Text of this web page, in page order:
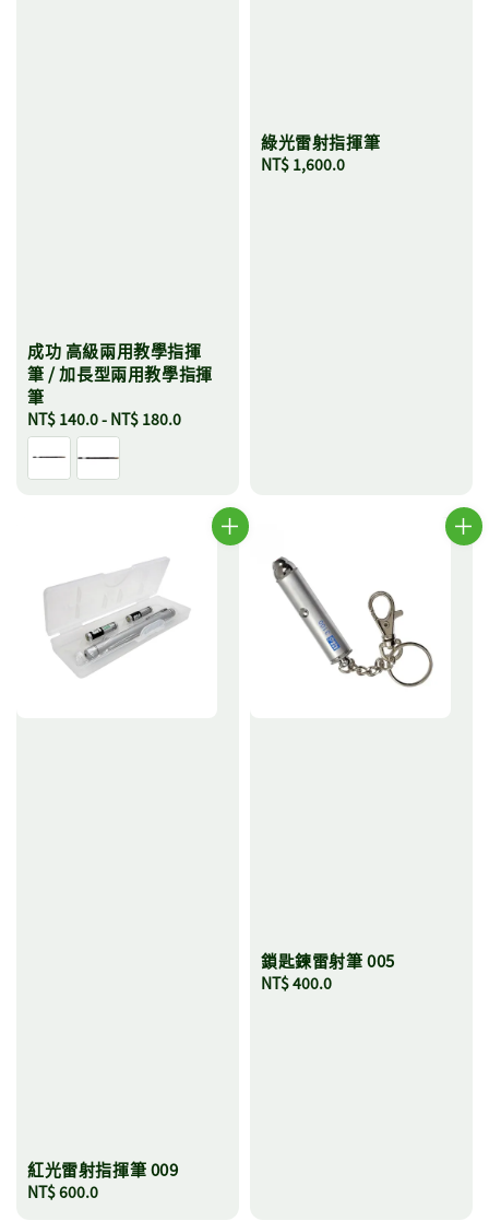
成功 高級兩用教學指揮
筆 / 加長型兩用教學指揮
筆
Regular
price
NT$ 140.0- NT$ 180.0
綠光雷射指揮筆
Regular
NT$ 1,600.0
紅光雷射指揮筆 009
Regular
NT$ 600.0
鎖匙鍊雷射筆 005
Regular
NT$ 400.0